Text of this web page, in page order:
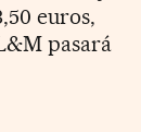
euros,
pasará